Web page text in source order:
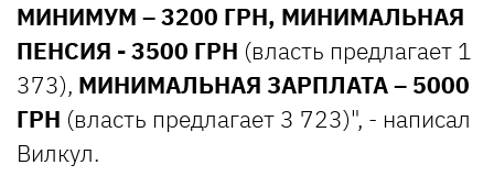
МИНИМУМ – 3200 ГРН, МИНИМАЛЬНАЯ
ПЕНСИЯ - 3500 ГРН (власть предлагает 1
373), МИНИМАЛЬНАЯ ЗАРПЛАТА – 5000
ГРН (власть предлагает 3 723)", - написал
Вилкул.